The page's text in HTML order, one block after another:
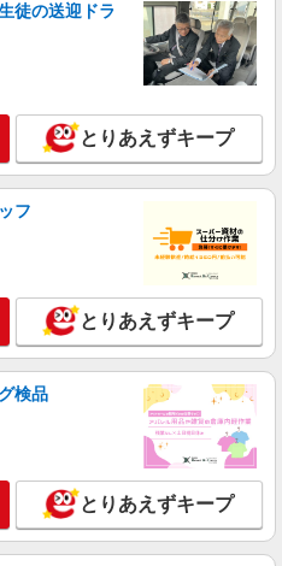
徒の送迎ドラ
とりあえずキープ
フ
とりあえずキープ
検品
とりあえずキープ